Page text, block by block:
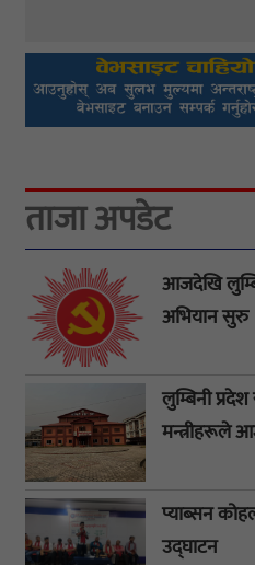
ताजा अपडेट
आजदेखि
अभियान सुरु
लुम्बिनी
मन्त्रीहरूले
प्याब्सन
उद्घाटन